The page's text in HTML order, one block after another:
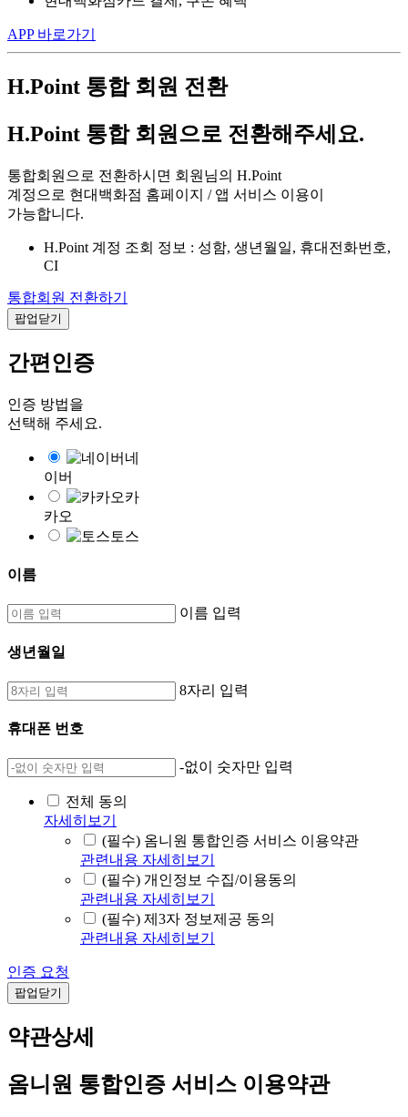
APP 바로가기
H.Point 통합 회원 전환
H.Point 통합 회원으로 전환해주세요.
통합회원으로 전환하시면 회원님의 H.Point
계정으로 현대백화점 홈페이지 / 앱 서비스 이용이
가능합니다.
H.Point 계정 조회 정보 : 성함, 생년월일, 휴대전화번호,
CI
통합회원 전환하기
팝업닫기
간편인증
인증 방법을
선택해 주세요.
네
이버
카
카오
토스
이름
이름 입력
생년월일
8자리 입력
휴대폰 번호
-없이 숫자만 입력
전체 동의
자세히보기
(필수) 옴니원 통합인증 서비스 이용약관
관련내용 자세히보기
(필수) 개인정보 수집/이용동의
관련내용 자세히보기
(필수) 제3자 정보제공 동의
관련내용 자세히보기
인증 요청
팝업닫기
약관상세
옴니원 통합인증 서비스 이용약관